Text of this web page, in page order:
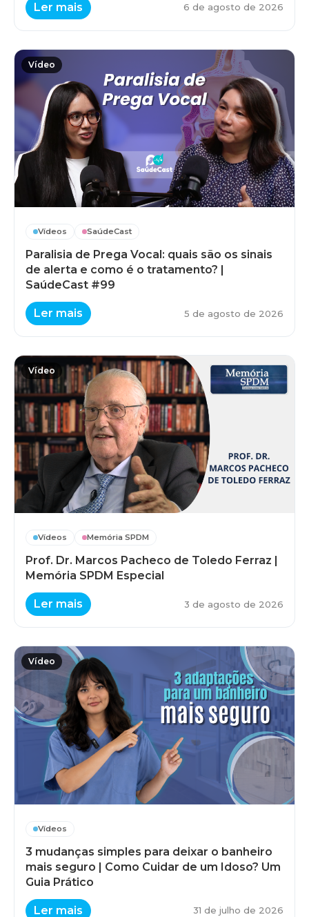
Ler mais 6 de agosto de 2026
Vídeo
Vídeos SaúdeCast
Paralisia de Prega Vocal: quais são os sinais
de alerta e como é o tratamento? |
SaúdeCast #99
Ler mais 5 de agosto de 2026
Vídeo
Vídeos Memória SPDM
Prof. Dr. Marcos Pacheco de Toledo Ferraz |
Memória SPDM Especial
Ler mais 3 de agosto de 2026
Vídeo
Vídeos
3 mudanças simples para deixar o banheiro
mais seguro | Como Cuidar de um Idoso? Um
Guia Prático
Ler mais 31 de julho de 2026